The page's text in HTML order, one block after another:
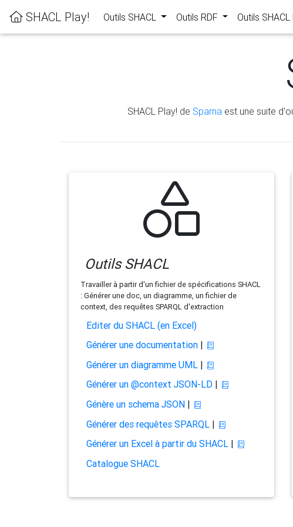
SHACL Play! Outils SHACL Outils RDF Outils SHACL
SHACL Play! de Sparna est une suite
Outils SHACL
Travailler à partir d'un fichier de spécifications SHACL
: Générer une doc, un diagramme, un fichier de
context, des requêtes SPARQL d'extraction
Editer du SHACL (en Excel)
Générer une documentation|
Générer un diagramme UML|
Générer un @context JSON-LD|
Génère un schema JSON|
Générer des requêtes SPARQL|
Générer un Excel à partir du SHACL|
Catalogue SHACL